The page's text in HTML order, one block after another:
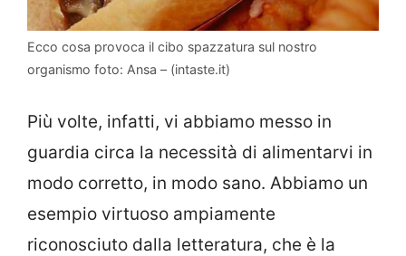
Ecco cosa provoca il cibo spazzatura sul nostro
organismo foto: Ansa – (intaste.it)
Più volte, infatti, vi abbiamo messo in
guardia circa la necessità di alimentarvi in
modo corretto, in modo sano. Abbiamo un
esempio virtuoso ampiamente
riconosciuto dalla letteratura, che è la